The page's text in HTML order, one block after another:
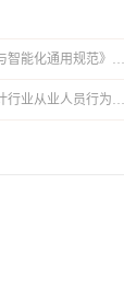
2022公益宣贯的通知
计审查品质提升指引（2026版）》宣贯活动的通知